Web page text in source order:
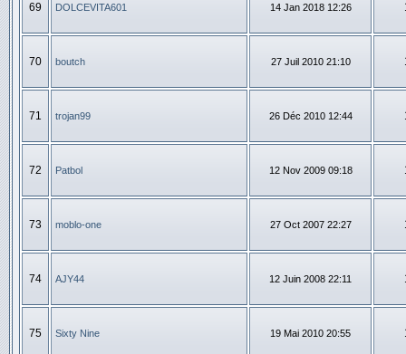
69 DOLCEVITA601 14 Jan 2018 12:26
70 boutch 27 Juil 2010 21:10
71 trojan99 26 Déc 2010 12:44
72 Patbol 12 Nov 2009 09:18
73 moblo-one 27 Oct 2007 22:27
74 AJY44 12 Juin 2008 22:11
75 Sixty Nine 19 Mai 2010 20:55